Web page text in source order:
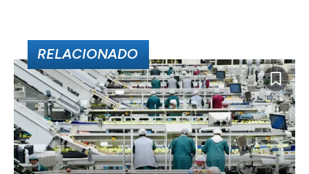
RELACIONADO